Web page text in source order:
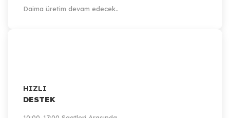
Daima üretim devam edecek..
HIZLI
DESTEK